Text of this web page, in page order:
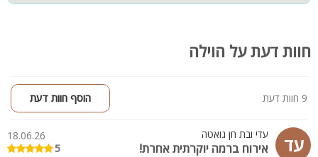
חוות דעת על הוילה
9 חוות דעת הוסף חוות דעת
עד עדי ובת חן גואטה
אירוח ברמה יוקרתית אחרת!
18.06.26
5